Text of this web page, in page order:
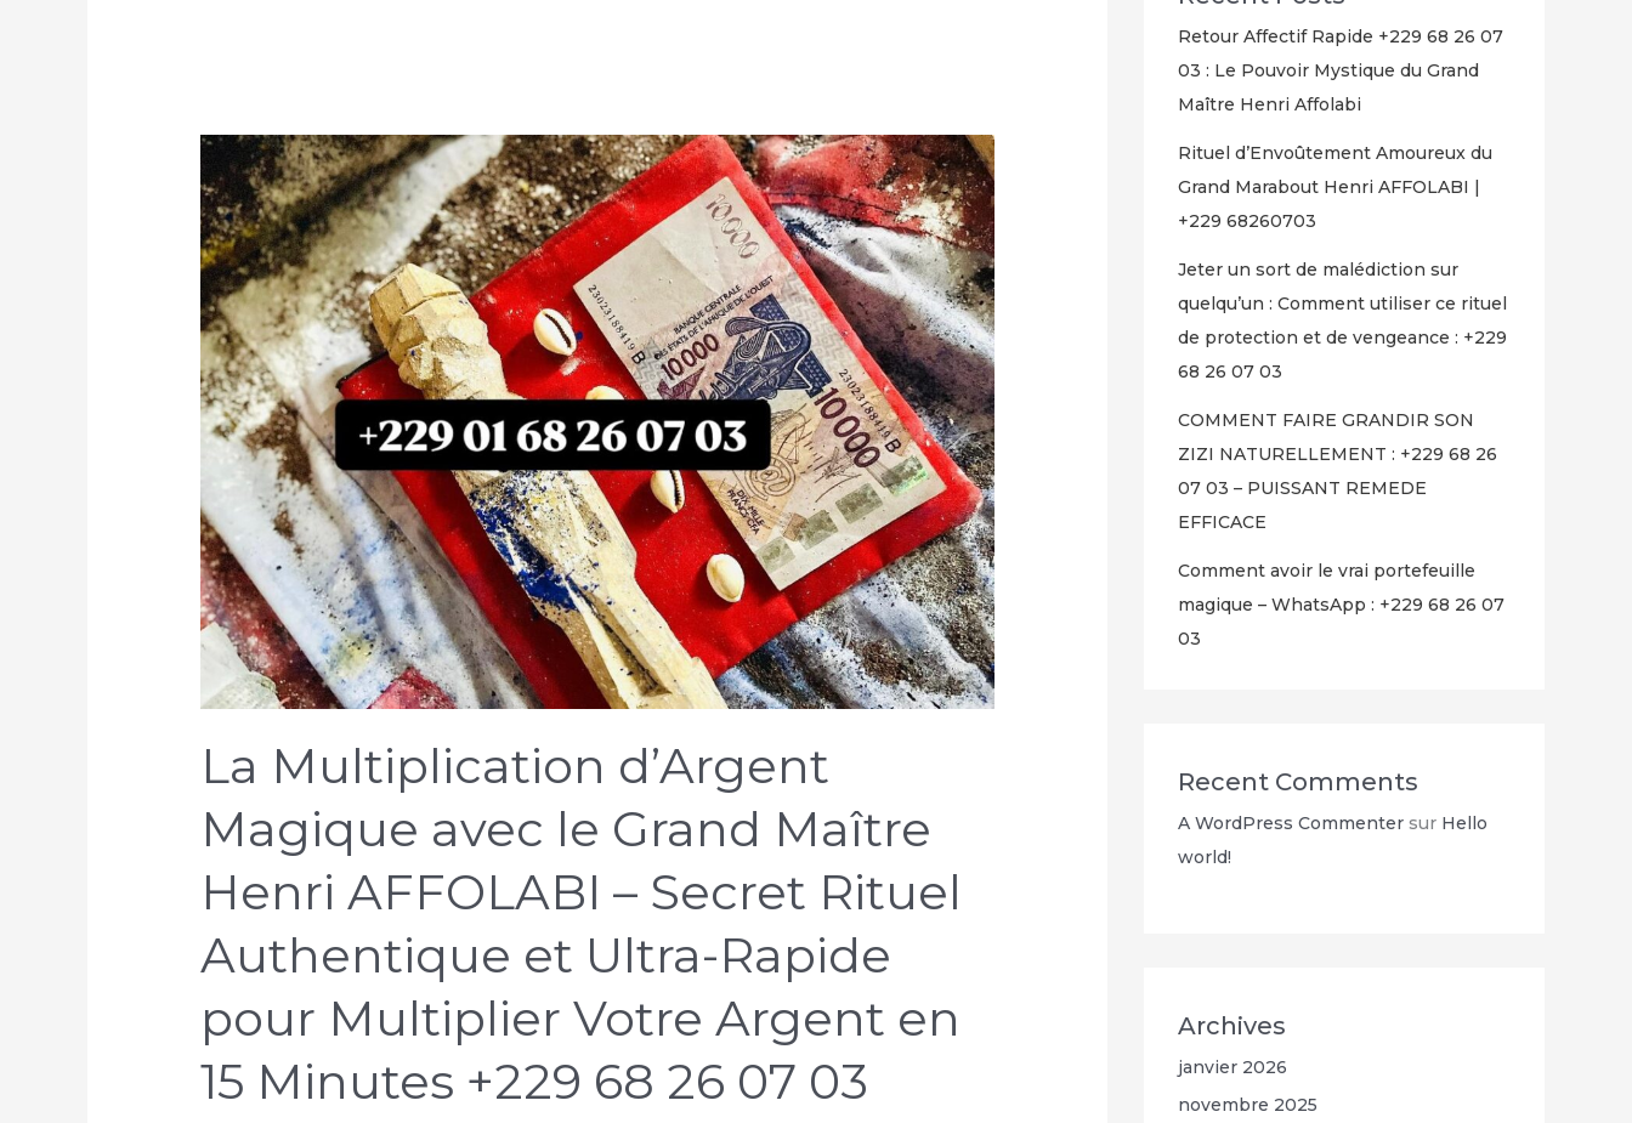
La Multiplication d’Argent
Magique avec le Grand Maître
Henri AFFOLABI – Secret Rituel
Authentique et Ultra-Rapide
pour Multiplier Votre Argent en
15 Minutes +229 68 26 07 03
Retour Affectif Rapide +229 68 26 07
03 : Le Pouvoir Mystique du Grand
Maître Henri Affolabi
Rituel d’Envoûtement Amoureux du
Grand Marabout Henri AFFOLABI |
+229 68260703
Jeter un sort de malédiction sur
quelqu’un : Comment utiliser ce rituel
de protection et de vengeance : +229
68 26 07 03
COMMENT FAIRE GRANDIR SON
ZIZI NATURELLEMENT : +229 68 26
07 03 – PUISSANT REMEDE
EFFICACE
Comment avoir le vrai portefeuille
magique – WhatsApp : +229 68 26 07
03
Recent Comments
A WordPress Commenter sur Hello
world!
Archives
janvier 2026
novembre 2025